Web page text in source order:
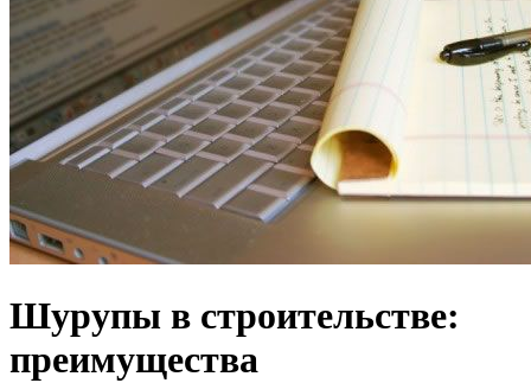
Шурупы в строительстве:
преимущества